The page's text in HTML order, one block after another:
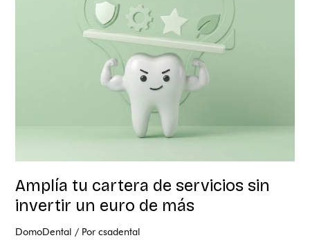
Amplía tu cartera de servicios sin
invertir un euro de más
DomoDental / Porcsadental